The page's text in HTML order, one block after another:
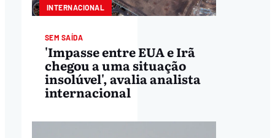
INTERNACIONAL
SEM SAÍDA
'Impasse entre EUA e Irã
chegou a uma situação
insolúvel', avalia analista
internacional